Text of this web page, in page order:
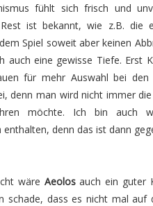
fühlt sich frisch und
ist bekannt, wie z.B. die
Spiel soweit aber keinen
auch eine gewisse Tiefe. Erst
für mehr Auswahl bei
denn man wird nicht immer
möchte. Ich bin auch
denn das ist dann
wäre Aeolosauch ein guter
schade, dass es nicht mal